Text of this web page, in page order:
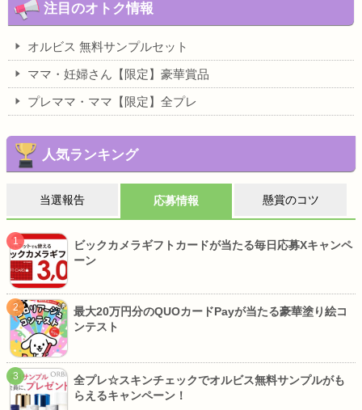
注目のオトク情報
オルビス 無料サンプルセット
ママ・妊婦さん【限定】豪華賞品
プレママ・ママ【限定】全プレ
人気ランキング
当選報告 応募情報 懸賞のコツ
ビックカメラギフトカードが当たる毎日応募Xキャンペ
ーン
最大20万円分のQUOカードPayが当たる豪華塗り絵コ
ンテスト
全プレ☆スキンチェックでオルビス無料サンプルがも
らえるキャンペーン！